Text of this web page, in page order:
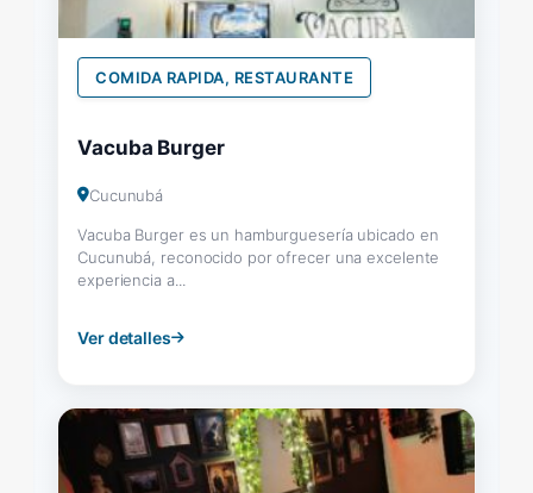
COMIDA RAPIDA, RESTAURANTE
Vacuba Burger
Cucunubá
Vacuba Burger es un hamburguesería ubicado en
Cucunubá, reconocido por ofrecer una excelente
experiencia a...
Ver detalles